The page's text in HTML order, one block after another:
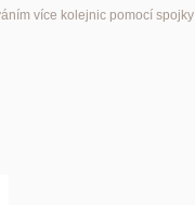
více kolejnic pomocí spojky